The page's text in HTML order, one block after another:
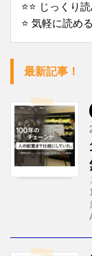
⭐️⭐️ じっくり
⭐️ 気軽に読める
最新記事！